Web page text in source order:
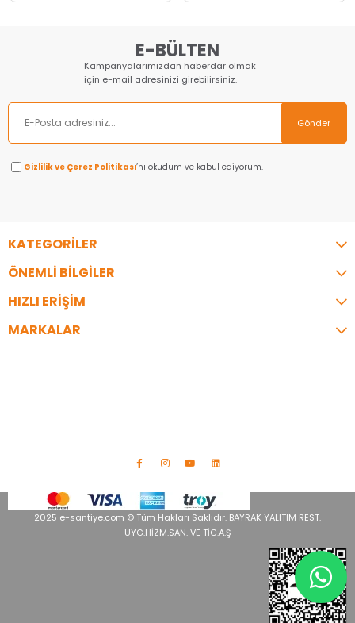
E-BÜLTEN
Kampanyalarımızdan haberdar olmak
için e-mail adresinizi girebilirsiniz.
Gönder
Gizlilik ve Çerez Politikası’nı okudum ve kabul ediyorum.
KATEGORİLER
ÖNEMLİ BİLGİLER
HIZLI ERİŞİM
MARKALAR
2025 e-santiye.com © Tüm Hakları Saklıdır. BAYRAK YALITIM REST.
UYG.HİZM.SAN. VE TİC.A.Ş